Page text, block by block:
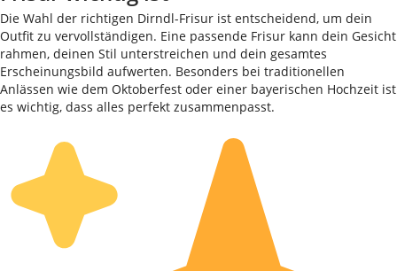
Die Wahl der richtigen Dirndl-Frisur ist entscheidend, um dein
Outfit zu vervollständigen. Eine passende Frisur kann dein Gesicht
rahmen, deinen Stil unterstreichen und dein gesamtes
Erscheinungsbild aufwerten. Besonders bei traditionellen
Anlässen wie dem Oktoberfest oder einer bayerischen Hochzeit ist
es wichtig, dass alles perfekt zusammenpasst.